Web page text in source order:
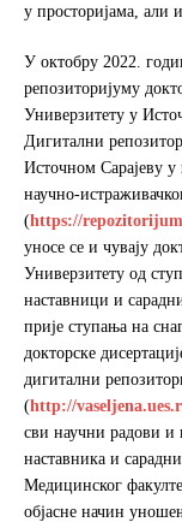
у просторијама, али
У октобру 2022.
репозиторијуму
Универзитету у
Дигитални
Источном Сарајеву
научно-
(https://
уносе се и чувају
Универзитету од
наставници и
прије ступања на
докторске
дигитални
(http://
сви научни радови и
наставника и
Медицинског
објасне начин